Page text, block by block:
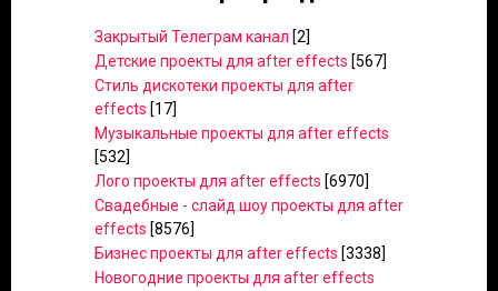
Закрытый Телеграм канал [2]
Детские проекты для after effects [567]
Стиль дискотеки проекты для after
effects [17]
Музыкальные проекты для after effects
[532]
Лого проекты для after effects [6970]
Свадебные - слайд шоу проекты для after
effects [8576]
Бизнес проекты для after effects [3338]
Новогодние проекты для after effects